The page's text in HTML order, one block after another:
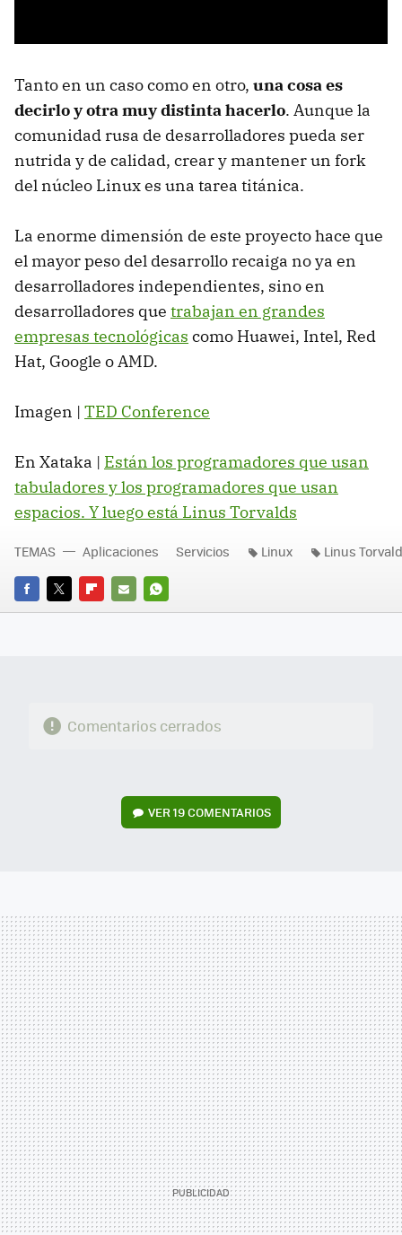
Tanto en un caso como en otro, una cosa es
decirlo y otra muy distinta hacerlo. Aunque la
comunidad rusa de desarrolladores pueda ser
nutrida y de calidad, crear y mantener un fork
del núcleo Linux es una tarea titánica.
La enorme dimensión de este proyecto hace que
el mayor peso del desarrollo recaiga no ya en
desarrolladores independientes, sino en
desarrolladores que trabajan en grandes
empresas tecnológicas como Huawei, Intel, Red
Hat, Google o AMD.
Imagen | TED Conference
En Xataka | Están los programadores que usan
tabuladores y los programadores que usan
espacios. Y luego está Linus Torvalds
FACEBOOK
TWITTERFLIPBOARD
E-
WHATSAPP
TEMAS Aplicaciones Servicios Linux Linus
Comentarios cerrados
VER19 COMENTARIOS